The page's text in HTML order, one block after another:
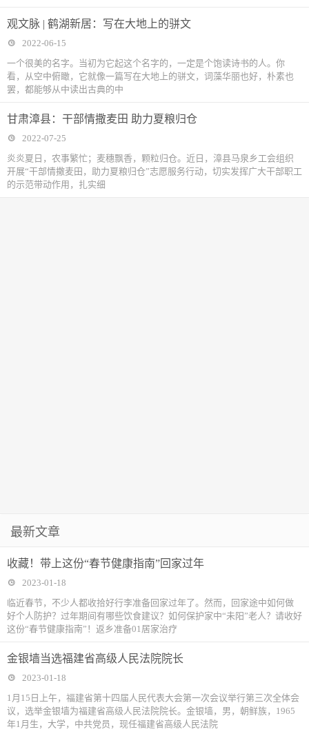
观文脉 | 鹤湖新居：写在大地上的骈文
2022-06-15
一个很美的名字。当初为它起这个名字的，一定是个饱读诗书的人。你
看，从空中俯瞰，它就像一篇写在大地上的骈文，词藻华丽也好，朴素也
罢，都能够从中读出古典的中
甘肃漳县：干部情撒麦田 助力夏粮归仓
2022-07-25
炎炎夏日，农事繁忙；麦穗飘香，颗粒归仓。近日，漳县马泉乡工会组织
开展“干部情撒麦田，助力夏粮归仓”志愿服务行动，切实发挥广大干部职工
的示范带动作用，扎实细
最新文章
收藏！带上这份“春节健康指南”回家过年
2023-01-18
临近春节，不少人都收拾好行李准备回家过年了。然而，回家途中如何做
好个人防护？过年期间有哪些饮食建议？如何保护家中“未阳”老人？请收好
这份“春节健康指南”！返乡准备01居家治疗
金银墙当选福建省高级人民法院院长
2023-01-18
1月15日上午，福建省第十四届人民代表大会第一次会议举行第三次全体会
议，选举金银墙为福建省高级人民法院院长。金银墙，男，朝鲜族，1965
年1月生，大学，中共党员，现任福建省高级人民法院